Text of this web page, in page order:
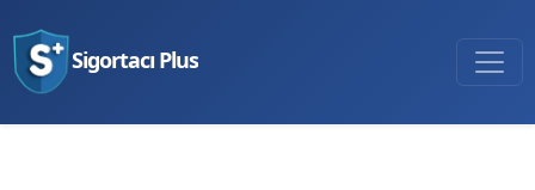
Sigortacı Plus